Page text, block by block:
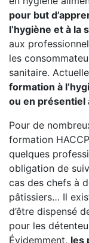
pour but
l’hygiène et à la
aux
les
sanitaire.
formation à
ou en présentiel
Pour de
formation
quelques
obligation de
cas des chefs à
pâtissiers… Il
d’être dispensé
pour les
Évidemment, les